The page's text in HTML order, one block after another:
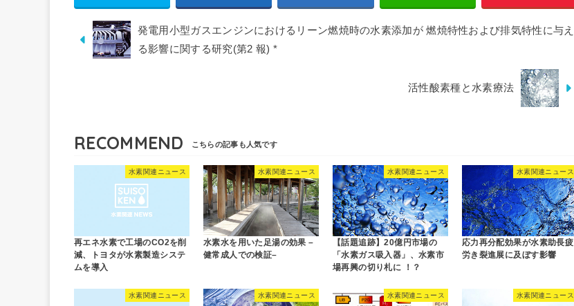
発電用小型ガスエンジンにおけるリーン燃焼時の水素添加が 燃焼特性および排気特性に与え
る影響に関する研究(第2 報) *
活性酸素種と水素療法
RECOMMEND
水素関連ニュース
再エネ水素で工場のCO2を削
減、トヨタが水素製造システ
ムを導入
水素関連ニュース
水素水を用いた足湯の効果 –
健常成人での検証–
水素関連ニュース
【話題追跡】20億円市場の
「水素ガス吸入器」、水素市
場再興の切り札に ！？
水素関連ニュース
応力再分配効果が水素助長疲
労き裂進展に及ぼす影響
水素関連ニュース 水素関連ニュース 水素関連ニュース 水素関連ニュース